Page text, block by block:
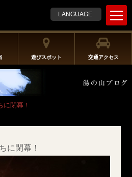
t
o
g
l
n
LANGUAGE
遊びスポット 交通アクセス
に閉幕！
に閉幕！